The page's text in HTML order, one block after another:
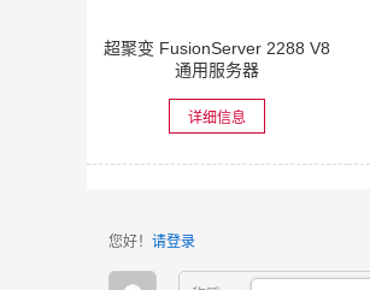
超聚变 FusionServer 2288 V8
通用服务器
详细信息
您好！ 请登录